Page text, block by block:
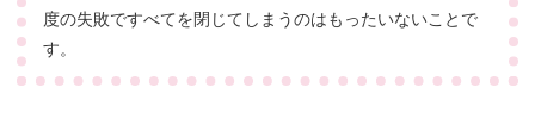
度の失敗ですべてを閉じてしまうのはもったいないことで
す。